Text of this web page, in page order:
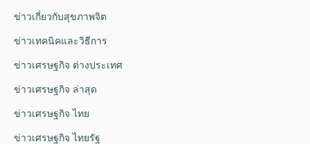
ข่าวเกี่ยวกับสุขภาพจิต
ข่าวเทคนิคและวิธีการ
ข่าวเศรษฐกิจ ต่างประเทศ
ข่าวเศรษฐกิจ ล่าสุด
ข่าวเศรษฐกิจ ไทย
ข่าวเศรษฐกิจ ไทยรัฐ